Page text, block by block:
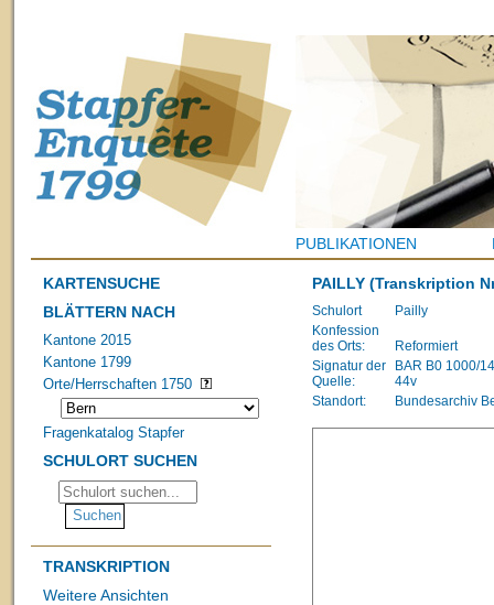
PUBLIKATIONEN
KARTENSUCHE
BLÄTTERN NACH
Kantone 2015
Kantone 1799
Orte/Herrschaften 1750
Fragenkatalog Stapfer
SCHULORT SUCHEN
TRANSKRIPTION
Weitere Ansichten
PAILLY (Transkription
Schulort
Pailly
Konfession
des Orts:
Reformiert
Signatur der
Quelle:
BAR B0 1000/
44v
Standort:
Bundesarchiv